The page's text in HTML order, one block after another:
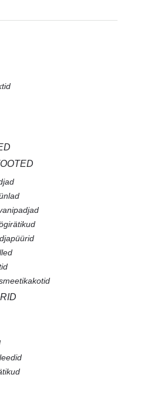
kingitus
kingiideed
õpetajale?
naistele –